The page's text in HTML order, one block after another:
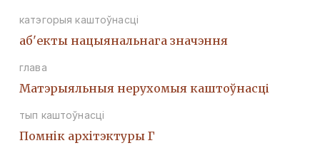
катэгорыя каштоўнасці
аб'екты нацыянальнага значэння
глава
Матэрыяльныя нерухомыя каштоўнасці
тып каштоўнасці
Помнiк архiтэктуры Г